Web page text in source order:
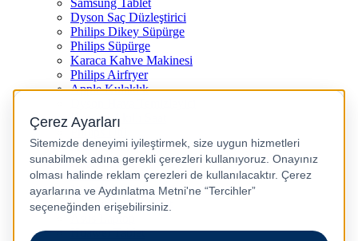
Samsung Tablet
Dyson Saç Düzleştirici
Philips Dikey Süpürge
Philips Süpürge
Karaca Kahve Makinesi
Philips Airfryer
Apple Kulaklık
Huawei Akıllı Saat
Philips Ütü
JBL Hoparlör
Apple Tablet
Xiaomi Telefon
Xiaomi Akıllı Saat
Samsung Akıllı Saat
Asus Laptop
Huawei Tablet